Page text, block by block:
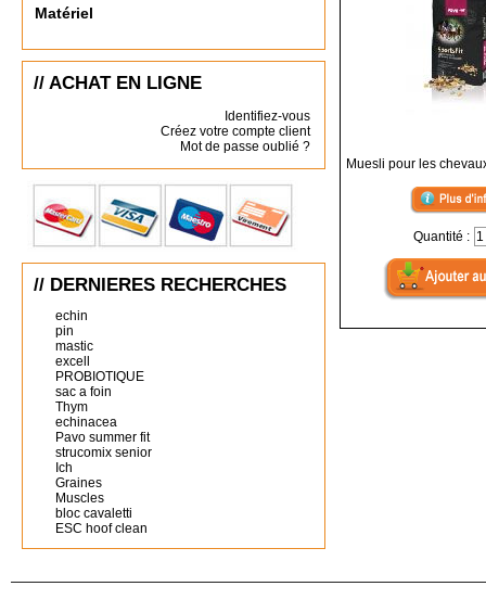
Matériel
// ACHAT EN LIGNE
Identifiez-vous
Créez votre compte client
Mot de passe oublié ?
// DERNIERES RECHERCHES
echin
pin
mastic
excell
PROBIOTIQUE
sac a foin
Thym
echinacea
Pavo summer fit
strucomix senior
Ich
Graines
Muscles
bloc cavaletti
ESC hoof clean
Muesli pour les
Quantité :